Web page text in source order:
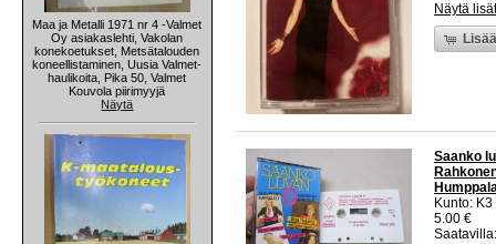
Maa ja Metalli 1971 nr 4 -Valmet
Oy asiakaslehti, Vakolan
konekoetukset, Metsätalouden
koneellistaminen, Uusia Valmet-
haulikoita, Pika 50, Valmet
Kouvola piirimyyjä
Näytä
Näytä
Saanko
Kunto:
5.00 €